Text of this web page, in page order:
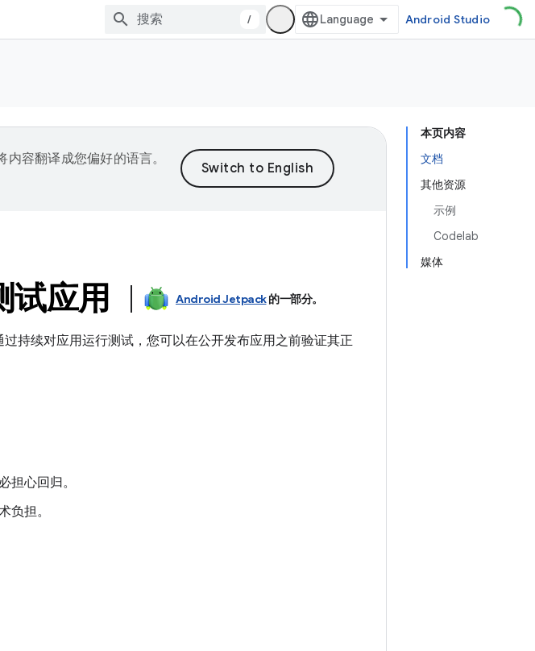
/ Android Studio
本页内容
文档
其他资源
示例
Codelab
媒体
容翻译成您偏好的语言。
试应用 Android Jetpack的一部分。
持续对应用运行测试，您可以在公开发布应用之前验证其正
担心回归。
负担。